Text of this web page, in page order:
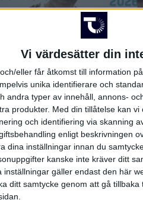
Vi värdesätter din
eller får åtkomst till information
unika identifierare och
andra typer av innehåll, annons-
produkter. Med din tillåtelse kan
och identifiering via skanning
enligt beskrivningen
dina inställningar innan du
kanske inte kräver ditt
gäller endast den här
ditt samtycke genom att gå